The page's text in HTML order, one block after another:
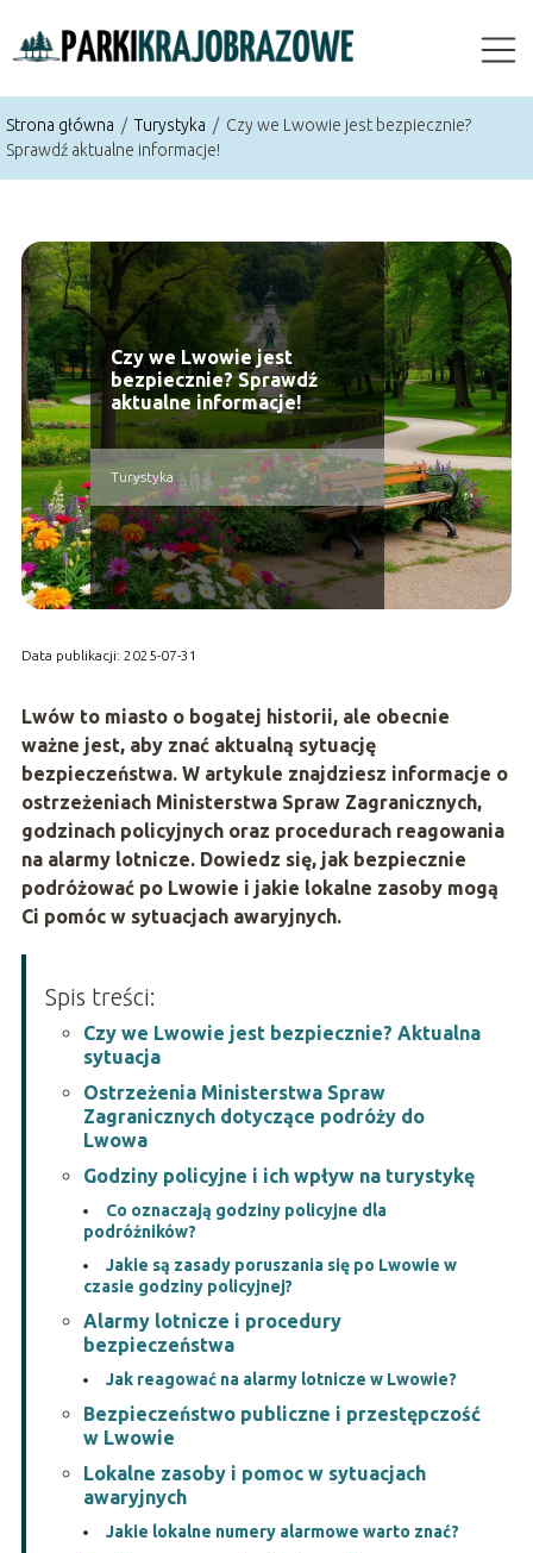
Strona główna / Turystyka / Czy we Lwowie jest bezpiecznie?
Sprawdź aktualne informacje!
Czy we Lwowie jest
bezpiecznie? Sprawdź
aktualne informacje!
Turystyka
Data publikacji: 2025-07-31
Lwów to miasto o bogatej historii, ale obecnie
ważne jest, aby znać aktualną sytuację
bezpieczeństwa. W artykule znajdziesz informacje o
ostrzeżeniach Ministerstwa Spraw Zagranicznych,
godzinach policyjnych oraz procedurach reagowania
na alarmy lotnicze. Dowiedz się, jak bezpiecznie
podróżować po Lwowie i jakie lokalne zasoby mogą
Ci pomóc w sytuacjach awaryjnych.
Spis treści:
Czy we Lwowie jest bezpiecznie? Aktualna
sytuacja
Ostrzeżenia Ministerstwa Spraw
Zagranicznych dotyczące podróży do
Lwowa
Godziny policyjne i ich wpływ na turystykę
Co oznaczają godziny policyjne dla
podróżników?
Jakie są zasady poruszania się po Lwowie w
czasie godziny policyjnej?
Alarmy lotnicze i procedury
bezpieczeństwa
Jak reagować na alarmy lotnicze w Lwowie?
Bezpieczeństwo publiczne i przestępczość
w Lwowie
Lokalne zasoby i pomoc w sytuacjach
awaryjnych
Jakie lokalne numery alarmowe warto znać?